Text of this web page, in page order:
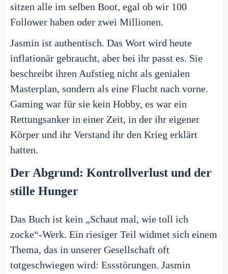
sitzen alle im selben Boot, egal ob wir 100
Follower haben oder zwei Millionen.
Jasmin ist authentisch. Das Wort wird heute
inflationär gebraucht, aber bei ihr passt es. Sie
beschreibt ihren Aufstieg nicht als genialen
Masterplan, sondern als eine Flucht nach vorne.
Gaming war für sie kein Hobby, es war ein
Rettungsanker in einer Zeit, in der ihr eigener
Körper und ihr Verstand ihr den Krieg erklärt
hatten.
Der Abgrund: Kontrollverlust und der
stille Hunger
Das Buch ist kein „Schaut mal, wie toll ich
zocke“-Werk. Ein riesiger Teil widmet sich einem
Thema, das in unserer Gesellschaft oft
totgeschwiegen wird: Essstörungen. Jasmin